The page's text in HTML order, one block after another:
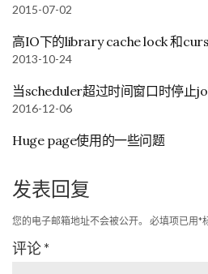
2015-07-02
高IO下的library cache lock 和
2013-10-24
当scheduler超过时间窗口时停止
2016-12-06
Huge page使用的一些问题
发表回复
您的电子邮箱地址不会被公开。 必填项已用*
评论*